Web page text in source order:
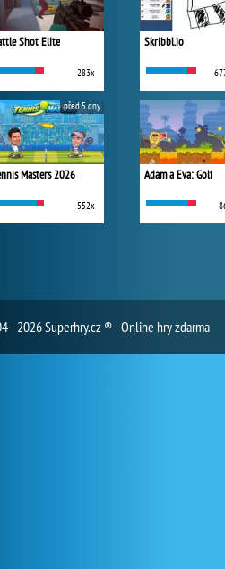
Shot Elite
283x
Masters 2026
552x
před 5 dny
Skribbl.io
Adam a Eva: Golf
- 2026 Superhry.cz ® - Online hry zdarma